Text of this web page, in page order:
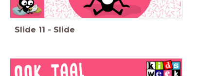
Slide 11 - Slide